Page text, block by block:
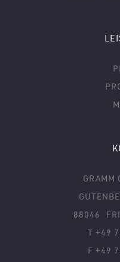
GRAMM
88046
T +49
F +49